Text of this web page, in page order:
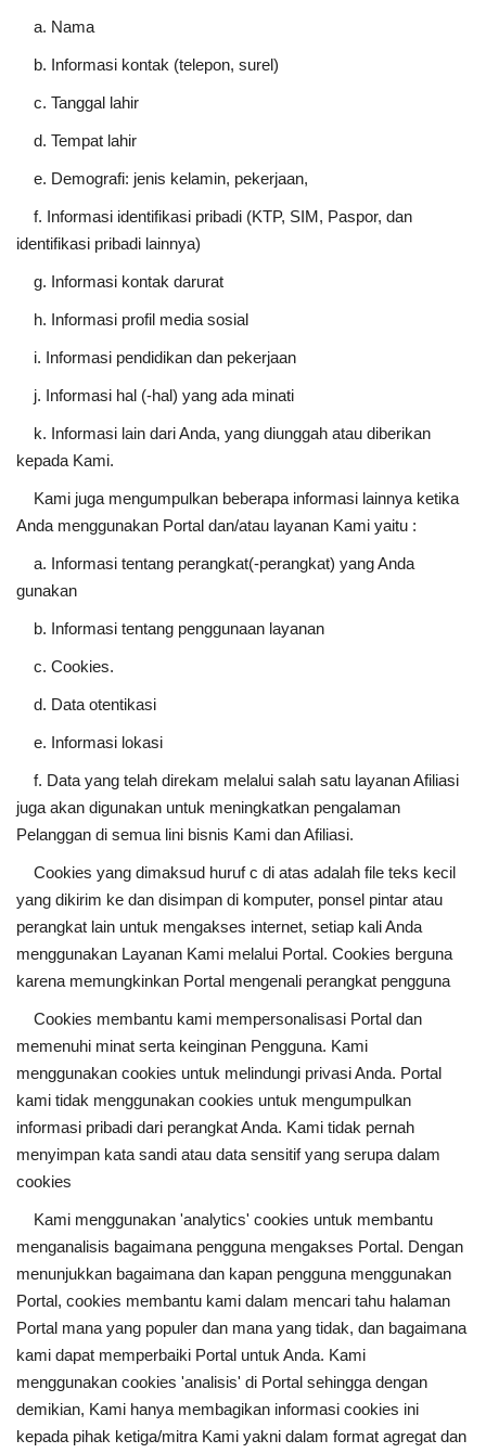
a. Nama
b. Informasi kontak (telepon, surel)
c. Tanggal lahir
d. Tempat lahir
e. Demografi: jenis kelamin, pekerjaan,
f. Informasi identifikasi pribadi (KTP, SIM, Paspor, dan
identifikasi pribadi lainnya)
g. Informasi kontak darurat
h. Informasi profil media sosial
i. Informasi pendidikan dan pekerjaan
j. Informasi hal (-hal) yang ada minati
k. Informasi lain dari Anda, yang diunggah atau diberikan
kepada Kami.
Kami juga mengumpulkan beberapa informasi lainnya ketika
Anda menggunakan Portal dan/atau layanan Kami yaitu :
a. Informasi tentang perangkat(-perangkat) yang Anda
gunakan
b. Informasi tentang penggunaan layanan
c. Cookies.
d. Data otentikasi
e. Informasi lokasi
f. Data yang telah direkam melalui salah satu layanan Afiliasi
juga akan digunakan untuk meningkatkan pengalaman
Pelanggan di semua lini bisnis Kami dan Afiliasi.
Cookies yang dimaksud huruf c di atas adalah file teks kecil
yang dikirim ke dan disimpan di komputer, ponsel pintar atau
perangkat lain untuk mengakses internet, setiap kali Anda
menggunakan Layanan Kami melalui Portal. Cookies berguna
karena memungkinkan Portal mengenali perangkat pengguna
Cookies membantu kami mempersonalisasi Portal dan
memenuhi minat serta keinginan Pengguna. Kami
menggunakan cookies untuk melindungi privasi Anda. Portal
kami tidak menggunakan cookies untuk mengumpulkan
informasi pribadi dari perangkat Anda. Kami tidak pernah
menyimpan kata sandi atau data sensitif yang serupa dalam
cookies
Kami menggunakan 'analytics' cookies untuk membantu
menganalisis bagaimana pengguna mengakses Portal. Dengan
menunjukkan bagaimana dan kapan pengguna menggunakan
Portal, cookies membantu kami dalam mencari tahu halaman
Portal mana yang populer dan mana yang tidak, dan bagaimana
kami dapat memperbaiki Portal untuk Anda. Kami
menggunakan cookies 'analisis' di Portal sehingga dengan
demikian, Kami hanya membagikan informasi cookies ini
kepada pihak ketiga/mitra Kami yakni dalam format agregat dan